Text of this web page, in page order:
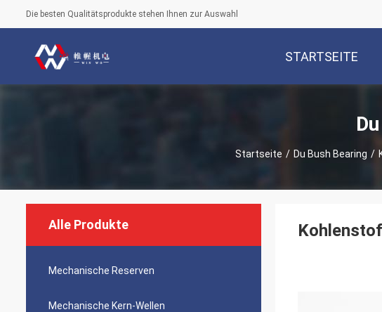
Die besten Qualitätsprodukte stehen Ihnen zur Auswahl
STARTSEITE
Startseite / Du Bush Bearing /
Alle Produkte
Mechanische Reserven
Mechanische Kern-Wellen